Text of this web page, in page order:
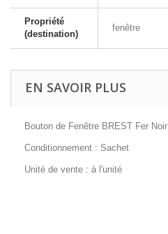
Propriété
(destination)
fenêtre
EN SAVOIR PLUS
Bouton de Fenêtre BREST Fer Noir
Conditionnement : Sachet
Unité de vente : à l'unité